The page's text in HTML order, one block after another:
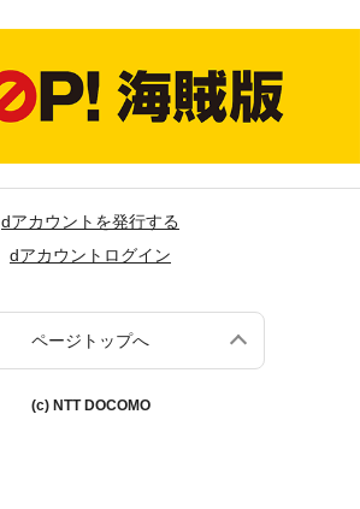
dアカウントを発行する
dアカウントログイン
ページトップへ
(c) NTT DOCOMO